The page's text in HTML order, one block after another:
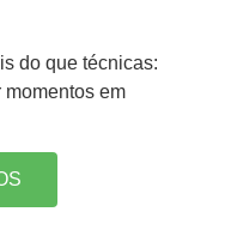
do que técnicas:
em